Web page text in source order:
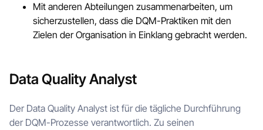
Mit anderen Abteilungen zusammenarbeiten, um
sicherzustellen, dass die DQM-Praktiken mit den
Zielen der Organisation in Einklang gebracht werden.
Data Quality Analyst
Der Data Quality Analyst ist für die tägliche Durchführung
der DQM-Prozesse verantwortlich. Zu seinen